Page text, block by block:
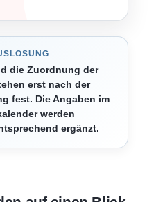
die Zuordnung der
erst nach der
fest. Die Angaben im
werden
ergänzt.